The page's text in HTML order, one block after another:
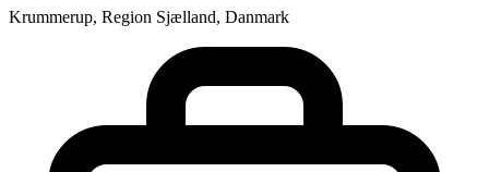
Krummerup, Region Sjælland, Danmark